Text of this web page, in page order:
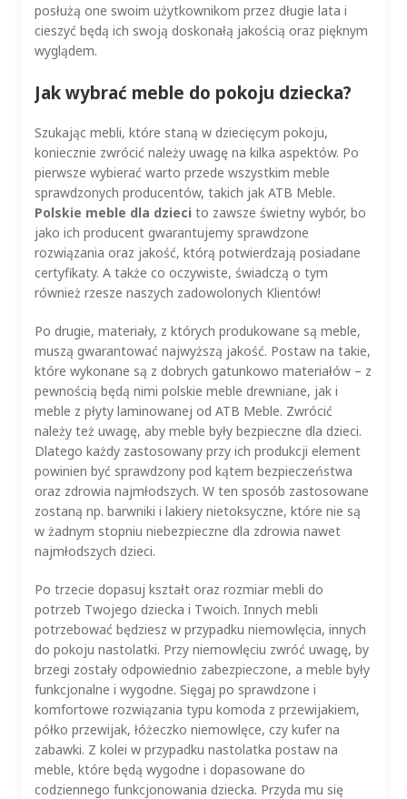
posłużą one swoim użytkownikom przez długie lata i
cieszyć będą ich swoją doskonałą jakością oraz pięknym
wyglądem.
Jak wybrać meble do pokoju dziecka?
Szukając mebli, które staną w dziecięcym pokoju,
koniecznie zwrócić należy uwagę na kilka aspektów. Po
pierwsze wybierać warto przede wszystkim meble
sprawdzonych producentów, takich jak ATB Meble.
Polskie meble dla dzieci to zawsze świetny wybór, bo
jako ich producent gwarantujemy sprawdzone
rozwiązania oraz jakość, którą potwierdzają posiadane
certyfikaty. A także co oczywiste, świadczą o tym
również rzesze naszych zadowolonych Klientów!
Po drugie, materiały, z których produkowane są meble,
muszą gwarantować najwyższą jakość. Postaw na takie,
które wykonane są z dobrych gatunkowo materiałów – z
pewnością będą nimi polskie meble drewniane, jak i
meble z płyty laminowanej od ATB Meble. Zwrócić
należy też uwagę, aby meble były bezpieczne dla dzieci.
Dlatego każdy zastosowany przy ich produkcji element
powinien być sprawdzony pod kątem bezpieczeństwa
oraz zdrowia najmłodszych. W ten sposób zastosowane
zostaną np. barwniki i lakiery nietoksyczne, które nie są
w żadnym stopniu niebezpieczne dla zdrowia nawet
najmłodszych dzieci.
Po trzecie dopasuj kształt oraz rozmiar mebli do
potrzeb Twojego dziecka i Twoich. Innych mebli
potrzebować będziesz w przypadku niemowlęcia, innych
do pokoju nastolatki. Przy niemowlęciu zwróć uwagę, by
brzegi zostały odpowiednio zabezpieczone, a meble były
funkcjonalne i wygodne. Sięgaj po sprawdzone i
komfortowe rozwiązania typu komoda z przewijakiem,
półko przewijak, łóżeczko niemowlęce, czy kufer na
zabawki. Z kolei w przypadku nastolatka postaw na
meble, które będą wygodne i dopasowane do
codziennego funkcjonowania dziecka. Przyda mu się